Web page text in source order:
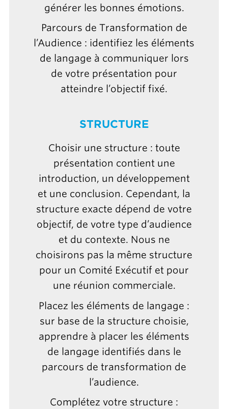
générer les bonnes émotions.
Parcours de Transformation de
l’Audience : identifiez les éléments
de langage à communiquer lors
de votre présentation pour
atteindre l’objectif fixé.
STRUCTURE
Choisir une structure : toute
présentation contient une
introduction, un développement
et une conclusion. Cependant, la
structure exacte dépend de votre
objectif, de votre type d’audience
et du contexte. Nous ne
choisirons pas la même structure
pour un Comité Exécutif et pour
une réunion commerciale.
Placez les éléments de langage :
sur base de la structure choisie,
apprendre à placer les éléments
de langage identifiés dans le
parcours de transformation de
l’audience.
Complétez votre structure :